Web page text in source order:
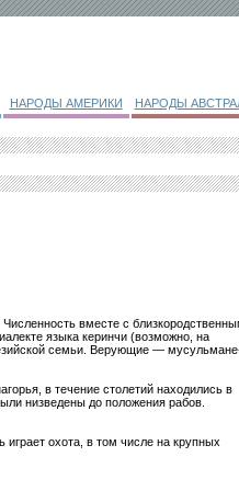
НАРОДЫ АМЕРИКИ НАРОДЫ
вместе с
языка керинчи (возможно, на
семьи. Верующие —
в течение столетий находились в
низведены до положения рабов.
охота, в том числе на крупных